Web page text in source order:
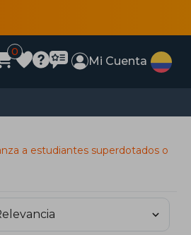
0
Mi Cuenta
a estudiantes superdotados o